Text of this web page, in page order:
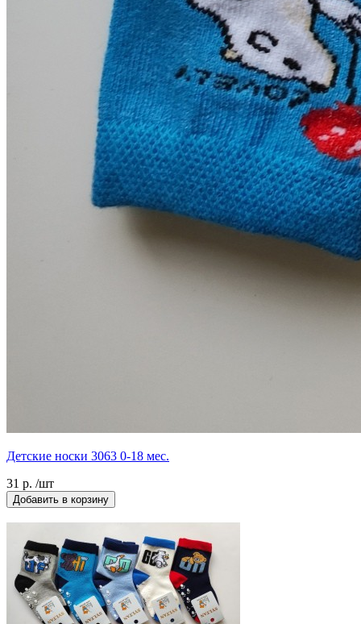
Детские носки 3063 0-18 мес.
31 р. /шт
Добавить в корзину